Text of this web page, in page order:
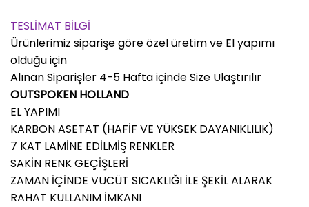
TESLİMAT BİLGİ
Ürünlerimiz siparişe göre özel üretim ve El yapımı
olduğu için
Alınan Siparişler 4-5 Hafta içinde Size Ulaştırılır
OUTSPOKEN HOLLAND
EL YAPIMI
KARBON ASETAT (HAFİF VE YÜKSEK DAYANIKLILIK)
7 KAT LAMİNE EDİLMİŞ RENKLER
SAKİN RENK GEÇİŞLERİ
ZAMAN İÇİNDE VUCÜT SICAKLIĞI İLE ŞEKİL ALARAK
RAHAT KULLANIM İMKANI